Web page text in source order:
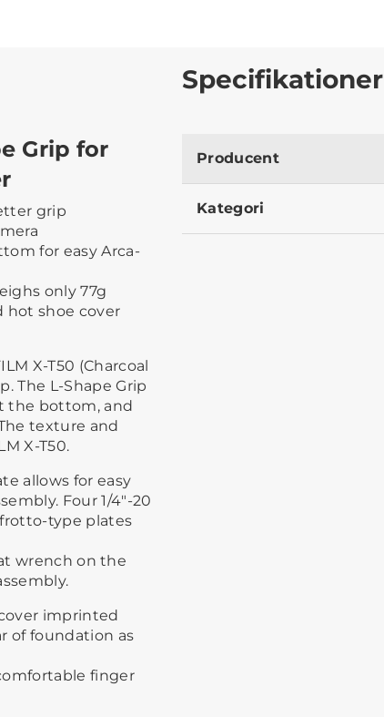
Grip for
grip
for easy Arca-
only 77g
hot shoe cover
X-T50 (Charcoal
The L-Shape Grip
the bottom, and
texture and
X-T50.
allows for easy
Four 1/4"-20
type plates
wrench on the
imprinted
of foundation as
finger
Specifikationer
Producent
Kategori